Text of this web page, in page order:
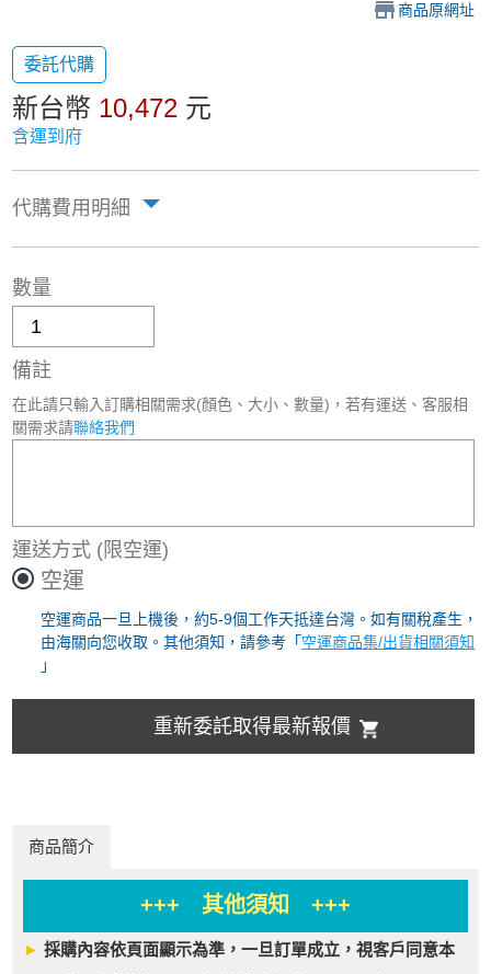
商品原網址
委託代購
新台幣 10,472 元
含運到府
代購費用明細
數量
備註
在此請只輸入訂購相關需求(顏色、大小、數量)，若有運送、客服相
關需求請聯絡我們
運送方式 (限空運)
空運
空運商品一旦上機後，約5-9個工作天抵達台灣。如有關稅產生，
由海關向您收取。其他須知，請參考「 空運商品集/出貨相關須知
」
重新委託取得最新報價
商品簡介
+++ 其他須知 +++
►採購內容依頁面顯示為準，一旦訂單成立，視客戶同意本